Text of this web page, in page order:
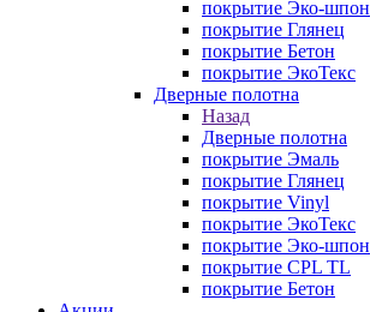
покрытие Эко-шпон
покрытие Глянец
покрытие Бетон
покрытие ЭкоТекс
Дверные полотна
Назад
Дверные полотна
покрытие Эмаль
покрытие Глянец
покрытие Vinyl
покрытие ЭкоТекс
покрытие Эко-шпон
покрытие CPL TL
покрытие Бетон